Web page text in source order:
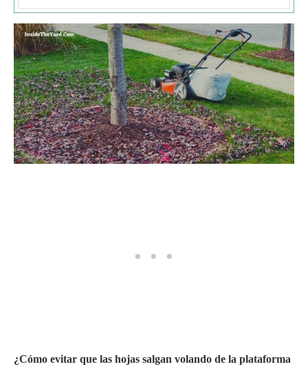
¿Cómo evitar que las hojas salgan volando de la plataforma